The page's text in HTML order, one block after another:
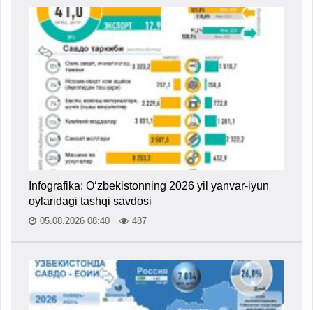
Infografika: O‘zbekistonning 2026 yil yanvar-iyun
oylaridagi tashqi savdosi
05.08.2026 08:40 487